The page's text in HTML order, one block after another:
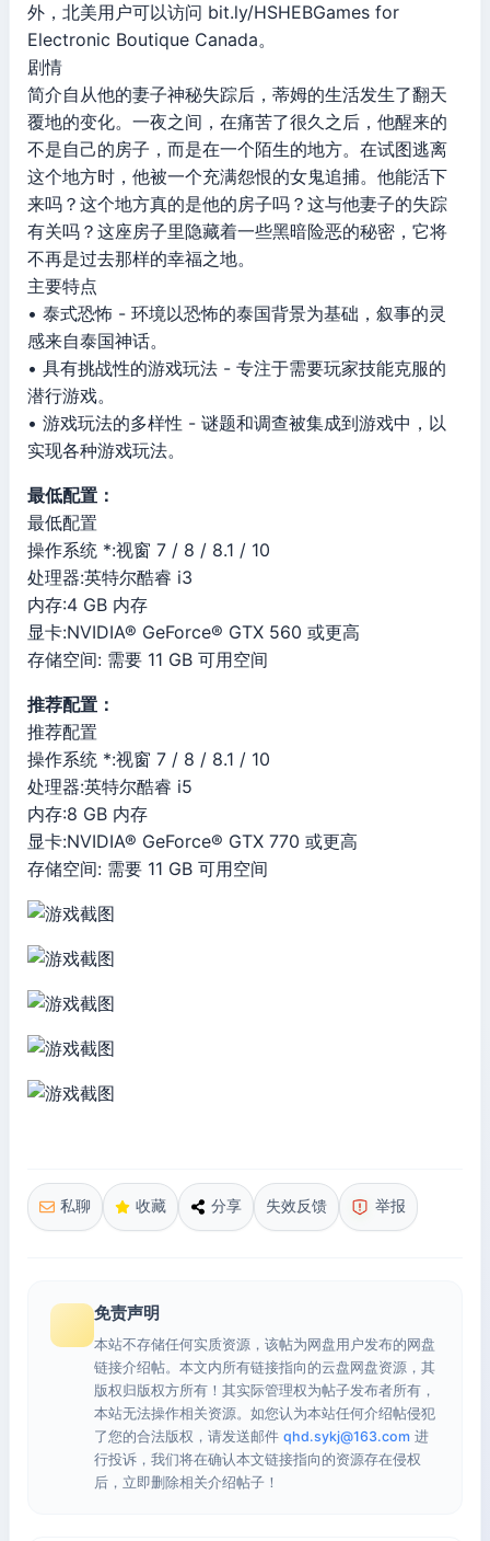
外，北美用户可以访问 bit.ly/HSHEBGames for
Electronic Boutique Canada。
剧情
简介自从他的妻子神秘失踪后，蒂姆的生活发生了翻天
覆地的变化。一夜之间，在痛苦了很久之后，他醒来的
不是自己的房子，而是在一个陌生的地方。在试图逃离
这个地方时，他被一个充满怨恨的女鬼追捕。他能活下
来吗？这个地方真的是他的房子吗？这与他妻子的失踪
有关吗？这座房子里隐藏着一些黑暗险恶的秘密，它将
不再是过去那样的幸福之地。
主要特点
• 泰式恐怖 - 环境以恐怖的泰国背景为基础，叙事的灵
感来自泰国神话。
• 具有挑战性的游戏玩法 - 专注于需要玩家技能克服的
潜行游戏。
• 游戏玩法的多样性 - 谜题和调查被集成到游戏中，以
实现各种游戏玩法。
最低配置：
最低配置
操作系统 *:视窗 7 / 8 / 8.1 / 10
处理器:英特尔酷睿 i3
内存:4 GB 内存
显卡:NVIDIA® GeForce® GTX 560 或更高
存储空间: 需要 11 GB 可用空间
推荐配置：
推荐配置
操作系统 *:视窗 7 / 8 / 8.1 / 10
处理器:英特尔酷睿 i5
内存:8 GB 内存
显卡:NVIDIA® GeForce® GTX 770 或更高
存储空间: 需要 11 GB 可用空间
私聊 收藏 分享 失效反馈 举报
免责声明
本站不存储任何实质资源，该帖为网盘用户发布的网盘
链接介绍帖。本文内所有链接指向的云盘网盘资源，其
版权归版权方所有！其实际管理权为帖子发布者所有，
本站无法操作相关资源。如您认为本站任何介绍帖侵犯
了您的合法版权，请发送邮件 qhd.sykj@163.com 进
行投诉，我们将在确认本文链接指向的资源存在侵权
后，立即删除相关介绍帖子！